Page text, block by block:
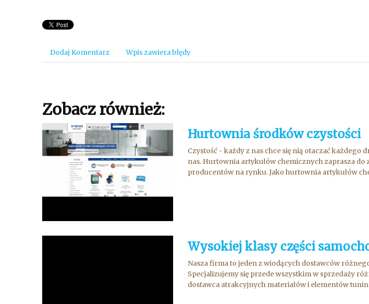
Dodaj Komentarz Wpis zawiera błędy
Zobacz również:
Hurtownia środków czystości
Czystość - każdy z nas chce się nią otaczać każdego
nas. Hurtownia artykułów chemicznych zaprasza
producentów na rynku. Jako hurtownia artykułów
Wysokiej klasy części
Nasza firma to jeden z wiodących dostawców
Specjalizujemy się przede wszystkim w sprzedaży
dostawca atrakcyjnych materiałów i elementów